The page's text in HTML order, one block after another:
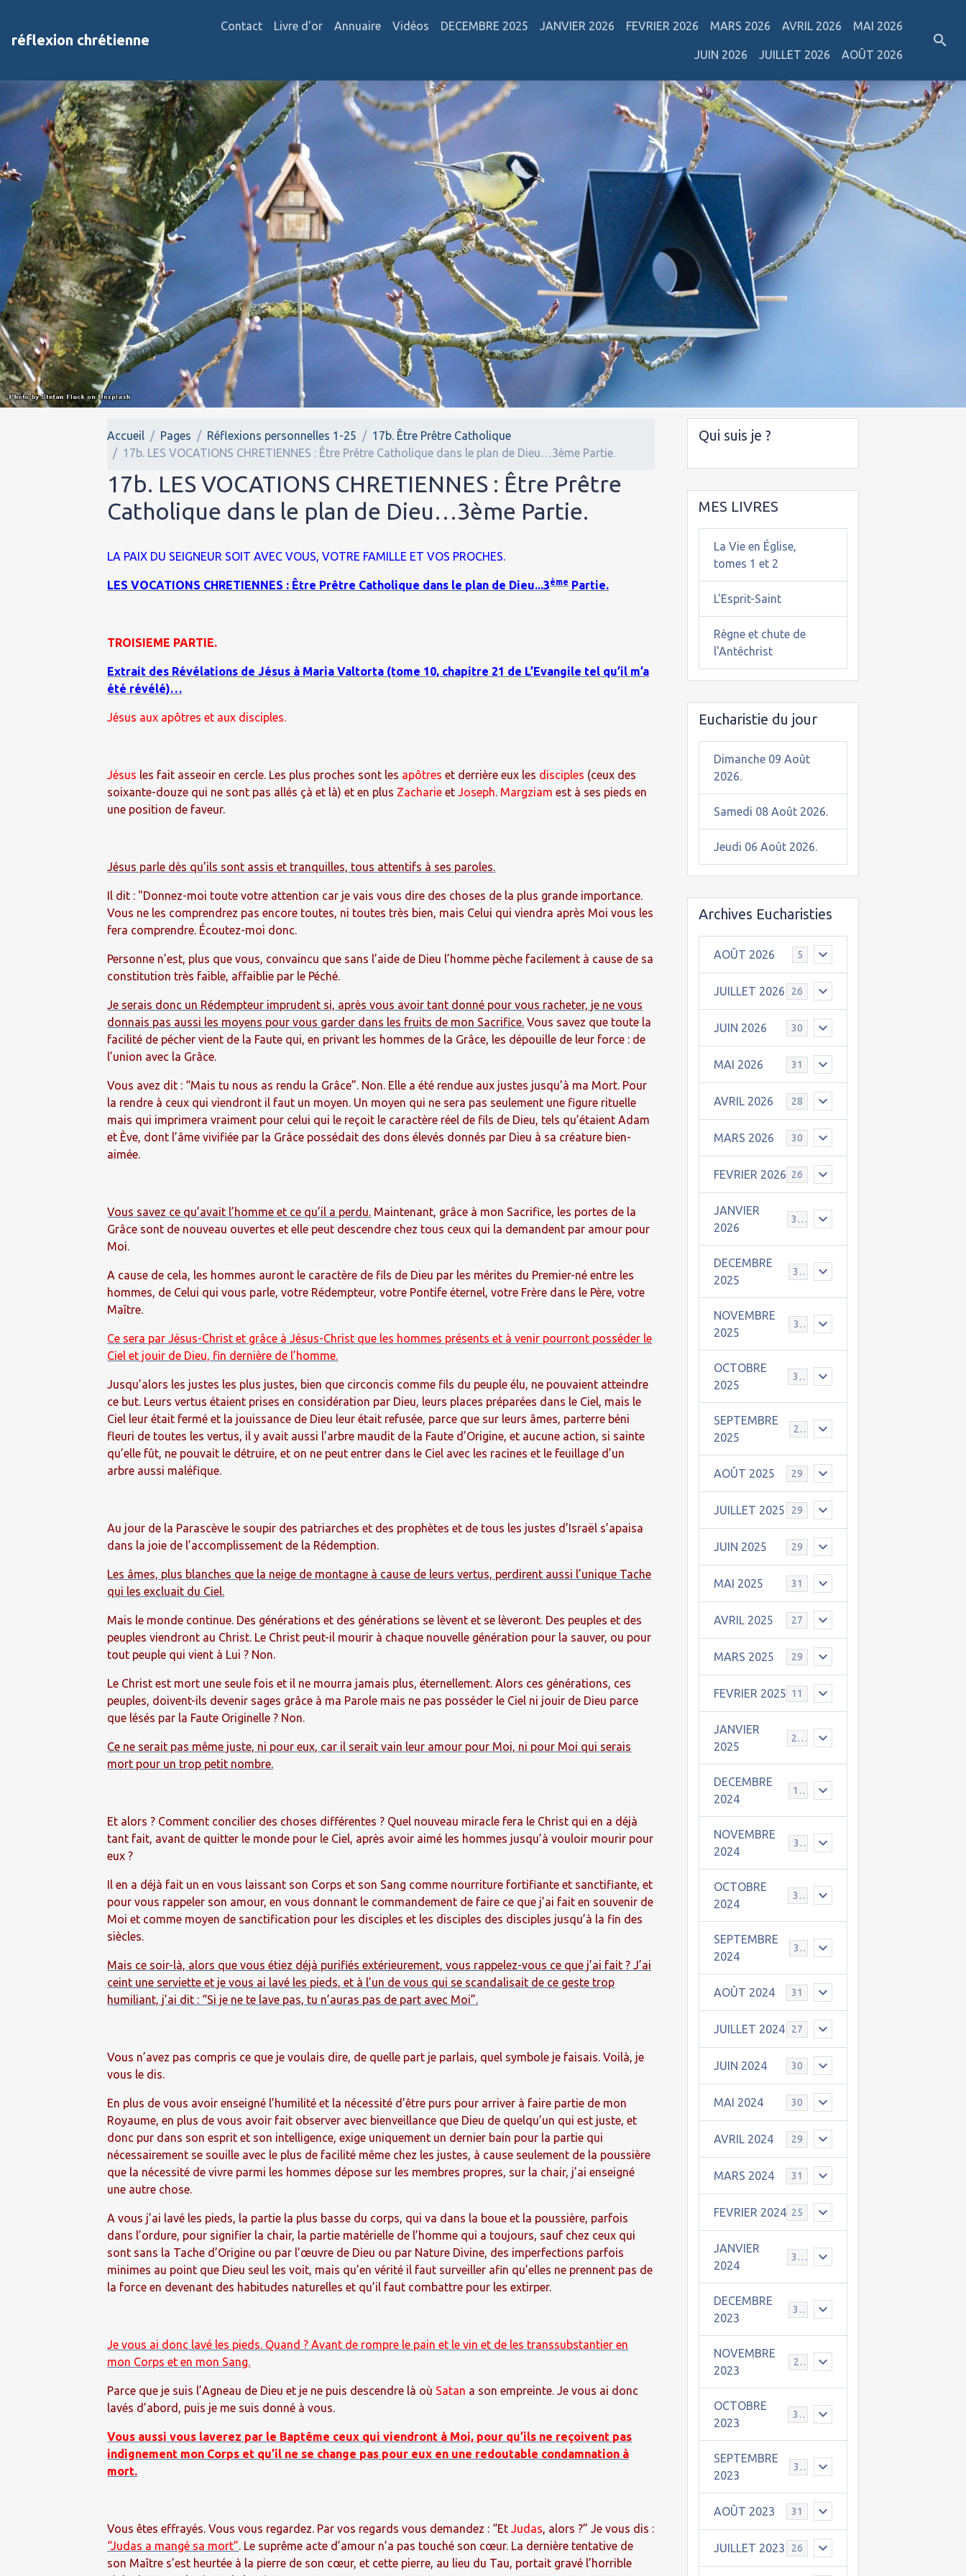
réflexion chrétienne
Contact Livre d'or Annuaire Vidéos DECEMBRE 2025 JANVIER 2026 FEVRIER 2026 MARS 2026 AVRIL 2026 MAI 2026
JUIN 2026 JUILLET 2026 AOÛT 2026
Accueil Pages Réflexions personnelles 1-25
17b. Être Prêtre Catholique
17b. LES VOCATIONS CHRETIENNES : Être Prêtre Catholique dans le plan de Dieu…3ème Partie.
17b. LES VOCATIONS CHRETIENNES : Être Prêtre
Catholique dans le plan de Dieu…3ème Partie.
LA PAIX DU SEIGNEUR SOIT AVEC VOUS, VOTRE FAMILLE ET VOS PROCHES.
LES VOCATIONS CHRETIENNES : Être Prêtre Catholique dans le plan de Dieu...3èmePartie.
TROISIEME PARTIE.
Extrait des Révélations de Jésus à Maria Valtorta (tome 10, chapitre 21 de L’Evangile tel qu’il m’a
été révélé)…
Jésus aux apôtres et aux disciples.
Jésus les fait asseoir en cercle. Les plus proches sont les apôtres et derrière eux les disciples (ceux des
soixante-douze qui ne sont pas allés çà et là) et en plus Zacharie etJoseph. Margziam est à ses pieds en
une position de faveur.
Jésus parle dès qu’ils sont assis et tranquilles, tous attentifs à ses paroles.
Il dit : "Donnez-moi toute votre attention car je vais vous dire des choses de la plus grande importance.
Vous ne les comprendrez pas encore toutes, ni toutes très bien, mais Celui qui viendra après Moi vous les
fera comprendre. Écoutez-moi donc.
Personne n’est, plus que vous, convaincu que sans l’aide de Dieu l’homme pèche facilement à cause de sa
constitution très faible, affaiblie par le Péché.
Je serais donc un Rédempteur imprudent si, après vous avoir tant donné pour vous racheter, je ne vous
donnais pas aussi les moyens pour vous garder dans les fruits de mon Sacrifice. Vous savez que toute la
facilité de pécher vient de la Faute qui, en privant les hommes de la Grâce, les dépouille de leur force : de
l’union avec la Grâce.
Vous avez dit : “Mais tu nous as rendu la Grâce”. Non. Elle a été rendue aux justes jusqu’à ma Mort. Pour
la rendre à ceux qui viendront il faut un moyen. Un moyen qui ne sera pas seulement une figure rituelle
mais qui imprimera vraiment pour celui qui le reçoit le caractère réel de fils de Dieu, tels qu’étaient Adam
et Ève, dont l’âme vivifiée par la Grâce possédait des dons élevés donnés par Dieu à sa créature bien-
aimée.
Vous savez ce qu’avait l’homme et ce qu’il a perdu. Maintenant, grâce à mon Sacrifice, les portes de la
Grâce sont de nouveau ouvertes et elle peut descendre chez tous ceux qui la demandent par amour pour
Moi.
A cause de cela, les hommes auront le caractère de fils de Dieu par les mérites du Premier-né entre les
hommes, de Celui qui vous parle, votre Rédempteur, votre Pontife éternel, votre Frère dans le Père, votre
Maître.
Ce sera par Jésus-Christ et grâce à Jésus-Christ que les hommes présents et à venir pourront posséder le
Ciel et jouir de Dieu, fin dernière de l’homme.
Jusqu’alors les justes les plus justes, bien que circoncis comme fils du peuple élu, ne pouvaient atteindre
ce but. Leurs vertus étaient prises en considération par Dieu, leurs places préparées dans le Ciel, mais le
Ciel leur était fermé et la jouissance de Dieu leur était refusée, parce que sur leurs âmes, parterre béni
fleuri de toutes les vertus, il y avait aussi l’arbre maudit de la Faute d’Origine, et aucune action, si sainte
qu’elle fût, ne pouvait le détruire, et on ne peut entrer dans le Ciel avec les racines et le feuillage d’un
arbre aussi maléfique.
Au jour de la Parascève le soupir des patriarches et des prophètes et de tous les justes d’Israël s’apaisa
dans la joie de l’accomplissement de la Rédemption.
Les âmes, plus blanches que la neige de montagne à cause de leurs vertus, perdirent aussi l’unique Tache
qui les excluait du Ciel.
Mais le monde continue. Des générations et des générations se lèvent et se lèveront. Des peuples et des
peuples viendront au Christ. Le Christ peut-il mourir à chaque nouvelle génération pour la sauver, ou pour
tout peuple qui vient à Lui ? Non.
Le Christ est mort une seule fois et il ne mourra jamais plus, éternellement. Alors ces générations, ces
peuples, doivent-ils devenir sages grâce à ma Parole mais ne pas posséder le Ciel ni jouir de Dieu parce
que lésés par la Faute Originelle ? Non.
Ce ne serait pas même juste, ni pour eux, car il serait vain leur amour pour Moi, ni pour Moi qui serais
mort pour un trop petit nombre.
Et alors ? Comment concilier des choses différentes ? Quel nouveau miracle fera le Christ qui en a déjà
tant fait, avant de quitter le monde pour le Ciel, après avoir aimé les hommes jusqu’à vouloir mourir pour
eux ?
Il en a déjà fait un en vous laissant son Corps et son Sang comme nourriture fortifiante et sanctifiante, et
pour vous rappeler son amour, en vous donnant le commandement de faire ce que j’ai fait en souvenir de
Moi et comme moyen de sanctification pour les disciples et les disciples des disciples jusqu’à la fin des
siècles.
Mais ce soir-là, alors que vous étiez déjà purifiés extérieurement, vous rappelez-vous ce que j’ai fait ? J’ai
ceint une serviette et je vous ai lavé les pieds, et à l’un de vous qui se scandalisait de ce geste trop
humiliant, j’ai dit : “Si je ne te lave pas, tu n’auras pas de part avec Moi”.
Vous n’avez pas compris ce que je voulais dire, de quelle part je parlais, quel symbole je faisais. Voilà, je
vous le dis.
En plus de vous avoir enseigné l’humilité et la nécessité d’être purs pour arriver à faire partie de mon
Royaume, en plus de vous avoir fait observer avec bienveillance que Dieu de quelqu’un qui est juste, et
donc pur dans son esprit et son intelligence, exige uniquement un dernier bain pour la partie qui
nécessairement se souille avec le plus de facilité même chez les justes, à cause seulement de la poussière
que la nécessité de vivre parmi les hommes dépose sur les membres propres, sur la chair, j’ai enseigné
une autre chose.
A vous j’ai lavé les pieds, la partie la plus basse du corps, qui va dans la boue et la poussière, parfois
dans l’ordure, pour signifier la chair, la partie matérielle de l’homme qui a toujours, sauf chez ceux qui
sont sans la Tache d’Origine ou par l’œuvre de Dieu ou par Nature Divine, des imperfections parfois
minimes au point que Dieu seul les voit, mais qu’en vérité il faut surveiller afin qu’elles ne prennent pas de
la force en devenant des habitudes naturelles et qu’il faut combattre pour les extirper.
Je vous ai donc lavé les pieds. Quand ? Avant de rompre le pain et le vin et de les transsubstantier en
mon Corps et en mon Sang.
Parce que je suis l’Agneau de Dieu et je ne puis descendre là où Satan a son empreinte. Je vous ai donc
lavés d’abord, puis je me suis donné à vous.
Vous aussi vous laverez par le Baptême ceux qui viendront à Moi, pour qu’ils ne reçoivent pas
indignement mon Corps et qu’il ne se change pas pour eux en une redoutable condamnation à
mort.
Vous êtes effrayés. Vous vous regardez. Par vos regards vous demandez : “EtJudas, alors ?” Je vous dis :
“Judas a mangé sa mort”. Le suprême acte d’amour n’a pas touché son cœur. La dernière tentative de
son Maître s’est heurtée à la pierre de son cœur, et cette pierre, au lieu du Tau, portait gravé l’horrible
Qui suis je ?
MES LIVRES
La Vie en Église,
tomes 1 et 2
L'Esprit-Saint
Règne et chute de
l'Antéchrist
Eucharistie du jour
Dimanche 09 Août
2026.
Samedi 08 Août 2026.
Jeudi 06 Août 2026.
Archives Eucharisties
AOÛT 2026 5
JUILLET 2026 26
JUIN 2026 30
MAI 2026 31
AVRIL 2026 28
MARS 2026 30
FEVRIER 2026 26
JANVIER
2026
31
DECEMBRE
2025
30
NOVEMBRE
2025
30
OCTOBRE
2025
31
SEPTEMBRE
2025
25
AOÛT 2025 29
JUILLET 2025 29
JUIN 2025 29
MAI 2025 31
AVRIL 2025 27
MARS 2025 29
FEVRIER 2025 11
JANVIER
2025
25
DECEMBRE
2024
19
NOVEMBRE
2024
30
OCTOBRE
2024
31
SEPTEMBRE
2024
30
AOÛT 2024 31
JUILLET 2024 27
JUIN 2024 30
MAI 2024 30
AVRIL 2024 29
MARS 2024 31
FEVRIER 2024 25
JANVIER
2024
30
DECEMBRE
2023
31
NOVEMBRE
2023
24
OCTOBRE
2023
31
SEPTEMBRE
2023
30
AOÛT 2023 31
JUILLET 2023 26